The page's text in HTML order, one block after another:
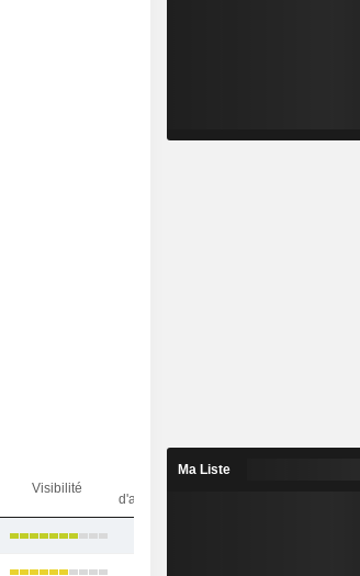
Visibilité
d'analystes
Ma Liste